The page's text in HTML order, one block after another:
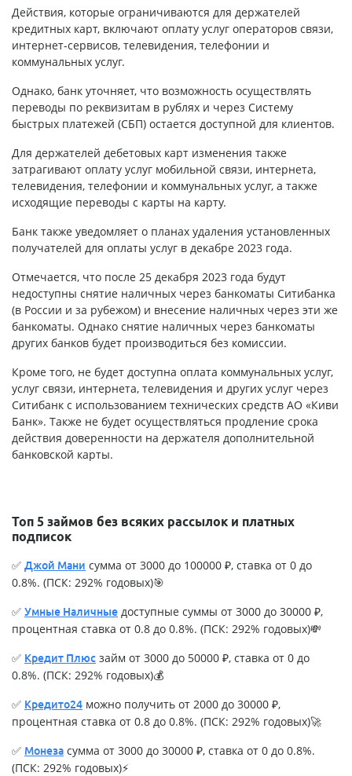
Действия, которые ограничиваются для держателей
кредитных карт, включают оплату услуг операторов связи,
интернет-сервисов, телевидения, телефонии и
коммунальных услуг.
Однако, банк уточняет, что возможность осуществлять
переводы по реквизитам в рублях и через Систему
быстрых платежей (СБП) остается доступной для клиентов.
Для держателей дебетовых карт изменения также
затрагивают оплату услуг мобильной связи, интернета,
телевидения, телефонии и коммунальных услуг, а также
исходящие переводы с карты на карту.
Банк также уведомляет о планах удаления установленных
получателей для оплаты услуг в декабре 2023 года.
Отмечается, что после 25 декабря 2023 года будут
недоступны снятие наличных через банкоматы Ситибанка
(в России и за рубежом) и внесение наличных через эти же
банкоматы. Однако снятие наличных через банкоматы
других банков будет производиться без комиссии.
Кроме того, не будет доступна оплата коммунальных услуг,
услуг связи, интернета, телевидения и других услуг через
Ситибанк с использованием технических средств АО «Киви
Банк». Также не будет осуществляться продление срока
действия доверенности на держателя дополнительной
банковской карты.
Топ 5 займов без всяких рассылок и платных
подписок
✅ Джой Мани сумма от 3000 до 100000 ₽, ставка от 0 до
0.8%. (ПСК: 292% годовых)🎯
✅ Умные Наличные доступные суммы от 3000 до 30000 ₽,
процентная ставка от 0.8 до 0.8%. (ПСК: 292% годовых)💸
✅ Кредит Плюс займ от 3000 до 50000 ₽, ставка от 0 до
0.8%. (ПСК: 292% годовых)💰
✅ Кредито24 можно получить от 2000 до 30000 ₽,
процентная ставка от 0.8 до 0.8%. (ПСК: 292% годовых)🚀
✅ Монеза сумма от 3000 до 30000 ₽, ставка от 0 до 0.8%.
(ПСК: 292% годовых)⚡